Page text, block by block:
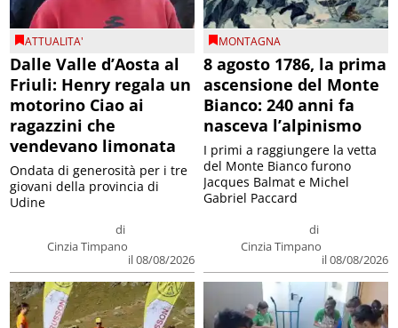
ATTUALITA'
Dalle Valle d’Aosta al
Friuli: Henry regala un
motorino Ciao ai
ragazzini che
vendevano limonata
di
Cinzia Timpano
il 08/08/2026
Ondata di generosità per i tre
giovani della provincia di
Udine
MONTAGNA
8 agosto 1786, la prima
ascensione del Monte
Bianco: 240 anni fa
nasceva l’alpinismo
di
Cinzia Timpano
il 08/08/2026
I primi a raggiungere la vetta
del Monte Bianco furono
Jacques Balmat e Michel
Gabriel Paccard